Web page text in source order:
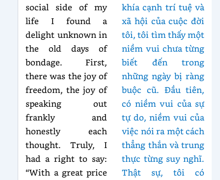
social side of my
life I found a
delight unknown in
the old days of
bondage. First,
there was the joy of
freedom, the joy of
speaking out
frankly and
honestly each
thought. Truly, I
had a right to say:
“With a great price
khía cạnh trí tuệ và
xã hội của cuộc đời
tôi, tôi tìm thấy một
niềm vui chưa từng
biết đến trong
những ngày bị ràng
buộc cũ. Đầu tiên,
có niềm vui của sự
tự do, niềm vui của
việc nói ra một cách
thẳng thắn và trung
thực từng suy nghĩ.
Thật sự, tôi có